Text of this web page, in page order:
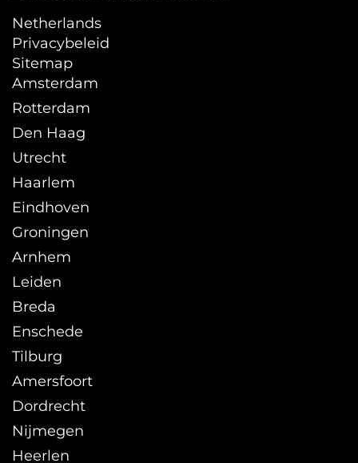
Netherlands
Privacybeleid
Sitemap
Amsterdam
Rotterdam
Den Haag
Utrecht
Haarlem
Eindhoven
Groningen
Arnhem
Leiden
Breda
Enschede
Tilburg
Amersfoort
Dordrecht
Nijmegen
Heerlen